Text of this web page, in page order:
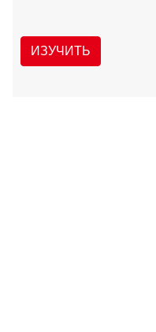
ИЗУЧИТЬ